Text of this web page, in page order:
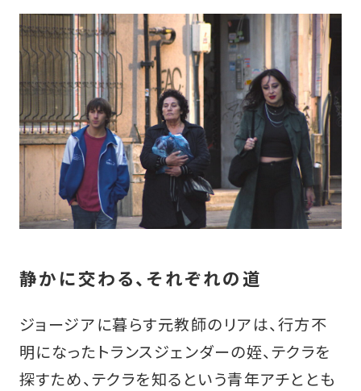
静かに交わる、それぞれの道
ジョージアに暮らす元教師のリアは、行方不
明になったトランスジェンダーの姪、テクラを
探すため、テクラを知るという青年アチととも